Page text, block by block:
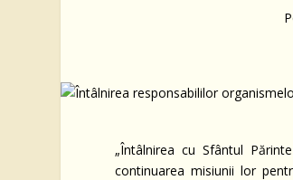
„Întâlnirea cu Sfântul
continuarea misiunii lor